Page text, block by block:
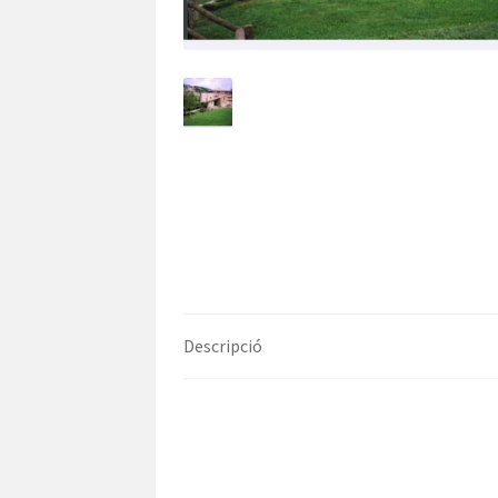
Descripció